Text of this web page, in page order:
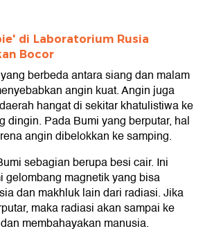
di Laboratorium Rusia
Bocor
berbeda antara siang dan malam
angin kuat. Angin juga
hangat di sekitar khatulistiwa ke
dingin. Pada Bumi yang berputar, hal
angin dibelokkan ke samping.
sebagian berupa besi cair. Ini
gelombang magnetik yang bisa
dan makhluk lain dari radiasi. Jika
maka radiasi akan sampai ke
membahayakan manusia.